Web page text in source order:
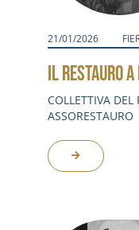
21/01/2026
IL RESTAURO
COLLETTIVA
ASSORESTAURO